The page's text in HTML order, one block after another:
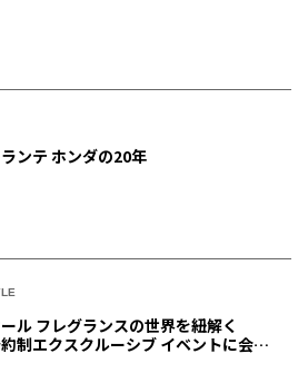
ンテ ホンダの20年
ル フレグランスの世界を紐解く
制エクスクルーシブ イベントに会員